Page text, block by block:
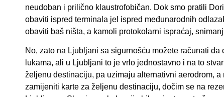
neudoban i prilično klaustrofobičan. Dok smo pratili
obaviti ispred terminala jel ispred međunarodnih
obaviti baš ništa, a kamoli protokolarni ispraćaj,
No, zato na Ljubljani sa sigurnošću možete računati
lukama, ali u Ljubljani to je vrlo jednostavno i na to
željenu destinaciju, pa uzimaju alternativni aerodrom,
zamijeniti karte za željenu destinaciju, dočim se na